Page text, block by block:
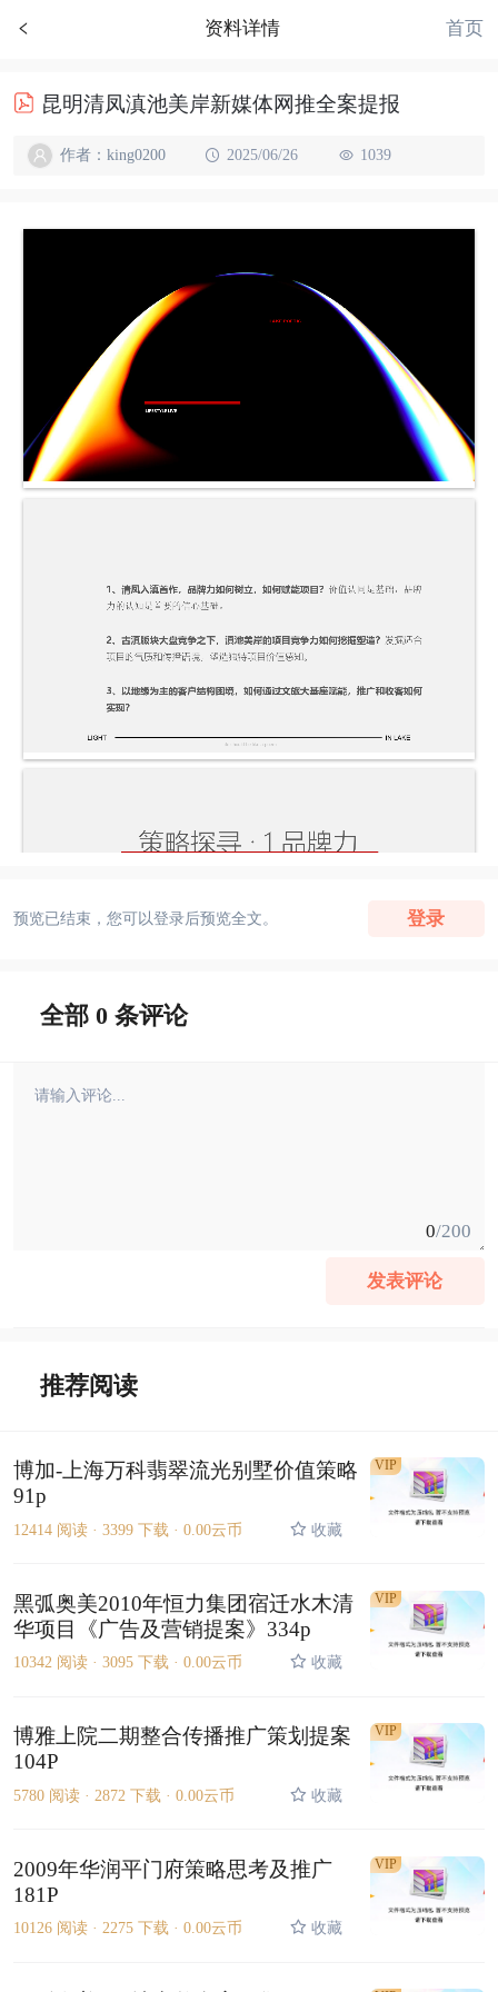
资料详情 首页
昆明清凤滇池美岸新媒体网推全案提报
作者：king0200 2025/06/26 1039
预览已结束，您可以登录后预览全文。 登录
全部 0 条评论
0/200
发表评论
推荐阅读
博加-上海万科翡翠流光别墅价值策略
91p
12414 阅读 · 3399 下载 · 0.00云币 收藏
VIP
黑弧奥美2010年恒力集团宿迁水木清
华项目《广告及营销提案》334p
10342 阅读 · 3095 下载 · 0.00云币 收藏
VIP
博雅上院二期整合传播推广策划提案
104P
5780 阅读 · 2872 下载 · 0.00云币 收藏
VIP
2009年华润平门府策略思考及推广
181P
10126 阅读 · 2275 下载 · 0.00云币 收藏
VIP